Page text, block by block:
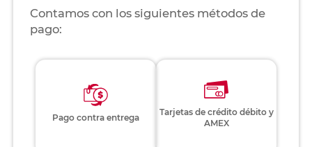
Contamos con los siguientes métodos de
pago:
Pago contra entrega
Tarjetas de crédito débito y
AMEX